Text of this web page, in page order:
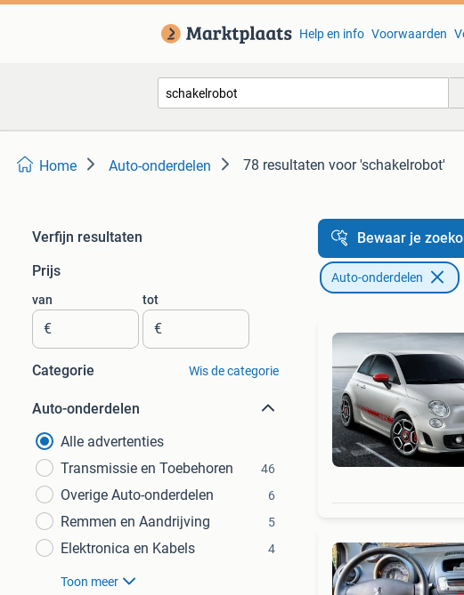
Help en info Voorwaarden
Home Auto-onderdelen 78 resultaten voor 'schakelrobot'
Verfijn resultaten
Prijs
van
€
tot
€
Categorie Wis de categorie
Auto-onderdelen
Alle advertenties
Transmissie en Toebehoren
46
Overige Auto-onderdelen 6
Remmen en Aandrijving 5
Elektronica en Kabels 4
Toon meer
Bewaar je
Auto-onderdelen